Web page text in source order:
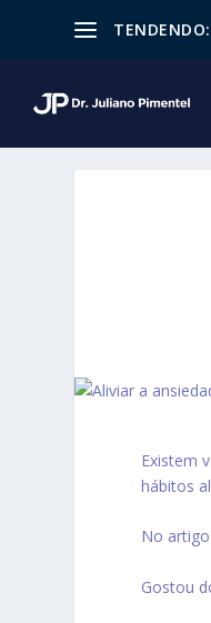
TENDENDO:
Existem
hábitos
No
Gostou